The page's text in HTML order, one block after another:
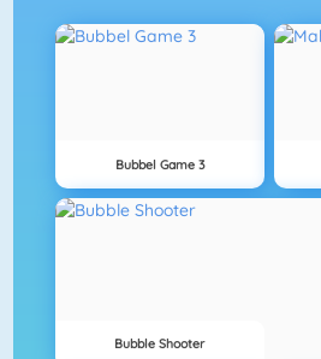
Bubbel Game 3
Bubble Shooter